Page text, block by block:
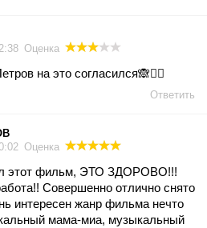
Оценка
на это согласился🙈🤦‍♀️
Ответить
Оценка
этот фильм, ЭТО ЗДОРОВО!!!
Совершенно отлично снято
интересен жанр фильма нечто
мама-миа, музыкальный